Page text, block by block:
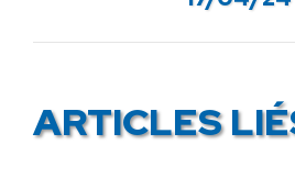
ARTICLES